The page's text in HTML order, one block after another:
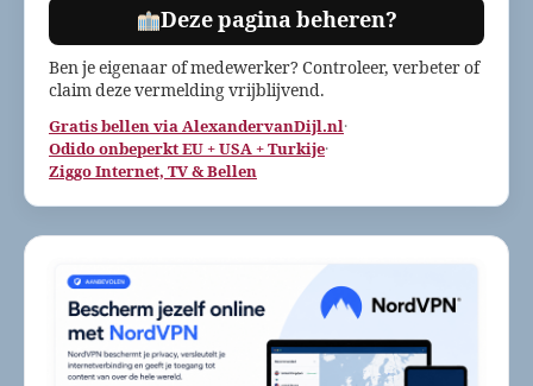
Deze pagina beheren?
Ben je eigenaar of medewerker? Controleer, verbeter of
claim deze vermelding vrijblijvend.
Gratis bellen via AlexandervanDijl.nl·
Odido onbeperkt EU + USA + Turkije·
Ziggo Internet, TV & Bellen